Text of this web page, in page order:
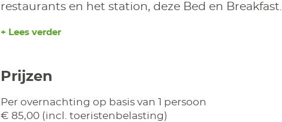
restaurants en het station, deze Bed en Breakfast.
+ Lees verder
Prijzen
Per overnachting op basis van 1 persoon
€ 85,00 (incl. toeristenbelasting)